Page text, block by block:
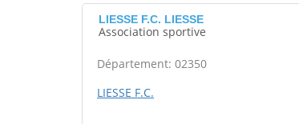
LIESSE F.C. LIESSE
Association sportive
Département: 02350
LIESSE F.C.